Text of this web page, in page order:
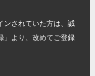
ンされていた方は、誠
」より、改めてご登録